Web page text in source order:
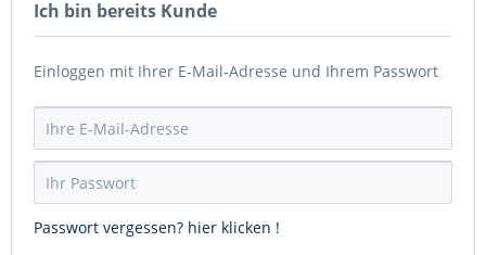
Ich bin bereits Kunde
Einloggen mit Ihrer E-Mail-Adresse und Ihrem Passwort
Passwort vergessen? hier klicken !